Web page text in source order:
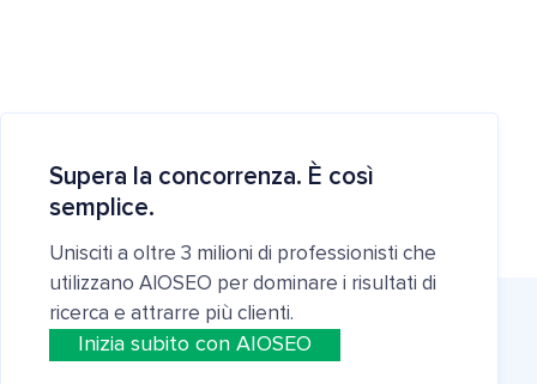
Supera la concorrenza. È così
semplice.
Unisciti a oltre 3 milioni di professionisti che
utilizzano AIOSEO per dominare i risultati di
ricerca e attrarre più clienti.
Inizia subito con AIOSEO